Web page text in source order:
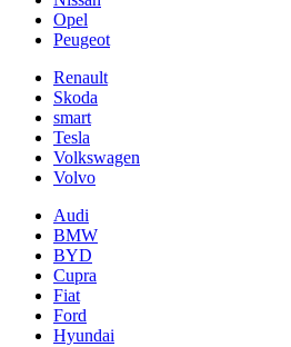
Opel
Peugeot
Renault
Skoda
smart
Tesla
Volkswagen
Volvo
Audi
BMW
BYD
Cupra
Fiat
Ford
Hyundai